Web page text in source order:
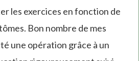
les exercices en fonction de
Bon nombre de mes
une opération grâce à un